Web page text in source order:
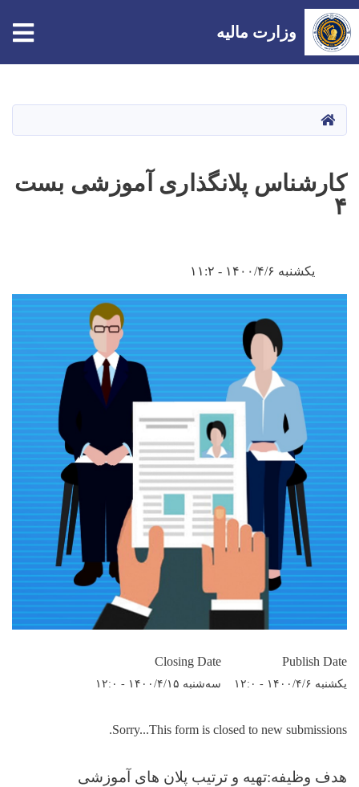
content
وزارت مالیه
صفحه اصلی
کارشناس پلانگذاری آموزشی بست
۴
یکشنبه ۱۴۰۰/۴/۶ - ۱۱:۲
Publish Date
یکشنبه ۱۴۰۰/۴/۶ - ۱۲:۰
Closing Date
سه‌شنبه ۱۴۰۰/۴/۱۵ - ۱۲:۰
Sorry...This form is closed to new submissions.
هدف وظیفه:تهیه و ترتیب پلان های آموزشی